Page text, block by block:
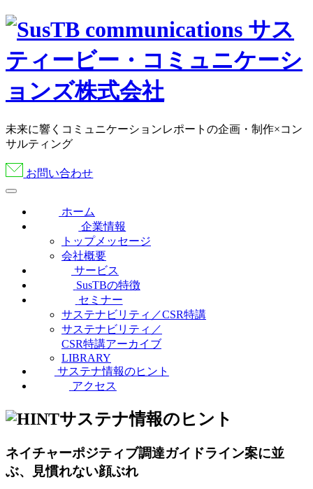
未来に響くコミュニケーションレポートの企画・制作×コン
サルティング
お問い合わせ
ホーム
企業情報
トップメッセージ
会社概要
サービス
SusTBの特徴
セミナー
サステナビリティ／CSR特講
サステナビリティ／
CSR特講アーカイブ
LIBRARY
サステナ情報のヒント
アクセス
サステナ情報のヒント
ネイチャーポジティブ調達ガイドライン案に並
ぶ、見慣れない顔ぶれ